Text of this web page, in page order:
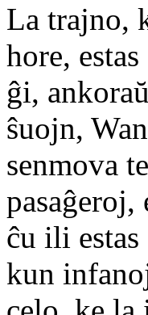
La trajno,
hore,
ĝi,
ŝuojn,
senmova
ĉu ili estas
kun